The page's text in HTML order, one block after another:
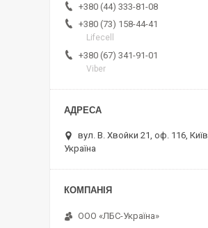
+380 (44) 333-81-08
+380 (73) 158-44-41
Lifecell
+380 (67) 341-91-01
Viber
вул. В. Хвойки 21, оф. 116, Київ,
Україна
ООО «ЛБС-Україна»